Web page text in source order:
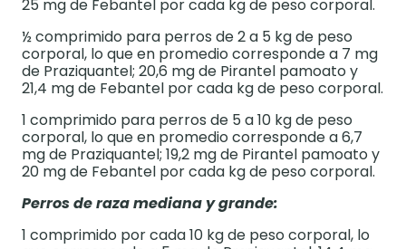
25 mg de Febantel por cada kg de peso corporal.
½ comprimido para perros de 2 a 5 kg de peso
corporal, lo que en promedio corresponde a 7 mg
de Praziquantel; 20,6 mg de Pirantel pamoato y
21,4 mg de Febantel por cada kg de peso corporal.
1 comprimido para perros de 5 a 10 kg de peso
corporal, lo que en promedio corresponde a 6,7
mg de Praziquantel; 19,2 mg de Pirantel pamoato y
20 mg de Febantel por cada kg de peso corporal.
Perros de raza mediana y grande:
1 comprimido por cada 10 kg de peso corporal, lo